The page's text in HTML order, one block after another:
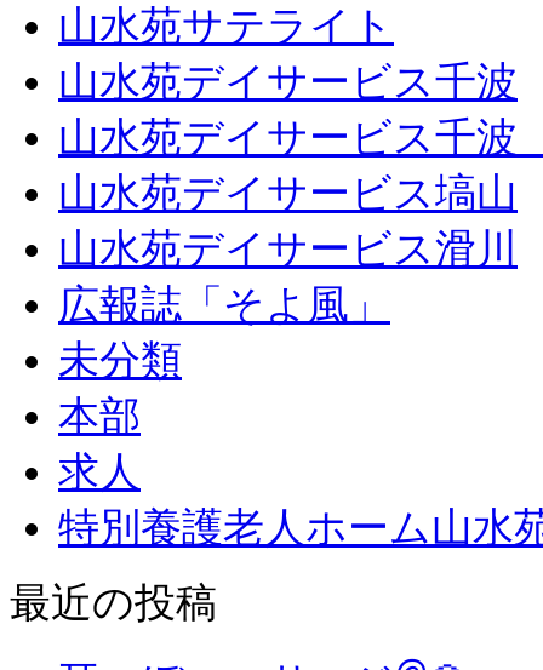
山水苑サテライト
山水苑デイサービス千波
山水苑デイサービス千波
山水苑デイサービス塙山
山水苑デイサービス滑川
広報誌「そよ風」
未分類
本部
求人
特別養護老人ホーム山水
最近の投稿